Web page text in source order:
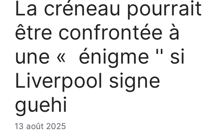
La créneau pourrait
être confrontée à
une « énigme '' si
Liverpool signe
guehi
13 août 2025